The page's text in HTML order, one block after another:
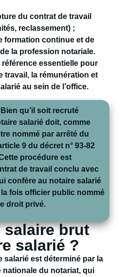
du contrat de travail
reclassement) ;
formation continue et de
la profession notariale.
référence essentielle pour
travail, la rémunération et
au sein de l’office.
Bien qu’il soit recruté
salarié doit, comme
nommé par arrêté du
9 du décret n° 93-82
procédure est
de travail conclu avec
confère au notaire salarié
fois officier public nommé
droit privé.
salaire brut
salarié ?
salarié est déterminé par la
du notariat, qui